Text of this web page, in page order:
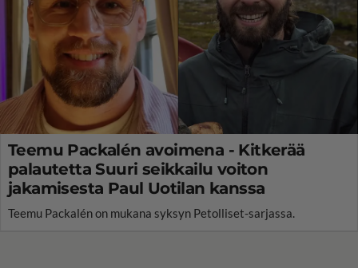
Teemu Packalén avoimena - Kitkerää
palautetta Suuri seikkailu voiton
jakamisesta Paul Uotilan kanssa
Teemu Packalén on mukana syksyn Petolliset-sarjassa.